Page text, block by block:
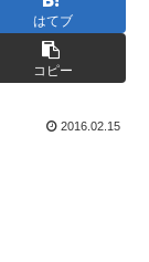
はてブ
コピー
2016.02.15